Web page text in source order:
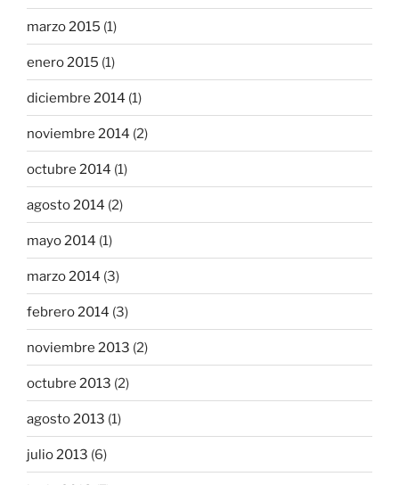
marzo 2015 (1)
enero 2015 (1)
diciembre 2014 (1)
noviembre 2014 (2)
octubre 2014 (1)
agosto 2014 (2)
mayo 2014 (1)
marzo 2014 (3)
febrero 2014 (3)
noviembre 2013 (2)
octubre 2013 (2)
agosto 2013 (1)
julio 2013 (6)